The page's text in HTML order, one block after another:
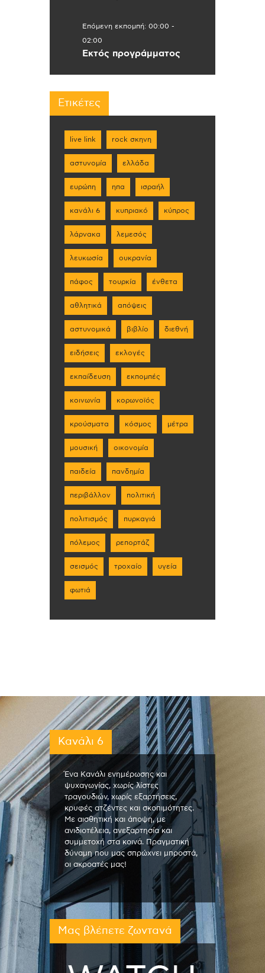
Επόμενη εκπομπή: 00:00 -
02:00
Εκτός προγράμματος
Ετικέτες
live link rock σκηνη
αστυνομία ελλάδα
ευρώπη ηπα ισραήλ
κανάλι 6 κυπριακό κύπρος
λάρνακα λεμεσός
λευκωσία ουκρανία
πάφος τουρκία ένθετα
αθλητικά απόψεις
αστυνομικά βιβλίο διεθνή
ειδήσεις εκλογές
εκπαίδευση εκπομπές
κοινωνία κορωνοϊός
κρούσματα κόσμος μέτρα
μουσική οικονομία
παιδεία πανδημία
περιβάλλον πολιτική
πολιτισμός πυρκαγιά
πόλεμος ρεπορτάζ
σεισμός τροχαίο υγεία
φωτιά
Κανάλι 6
Ένα Κανάλι ενημέρωσης και
ψυχαγωγίας, χωρίς λίστες
τραγουδιών, χωρίς εξαρτήσεις,
κρυφές ατζέντες και σκοπιμότητες.
Με αισθητική και άποψη, με
ανιδιοτέλεια, ανεξαρτησία και
συμμετοχή στα κοινά. Πραγματική
δύναμη που μας σπρώχνει μπροστά,
οι ακροατές μας!
Μας βλέπετε ζωντανά